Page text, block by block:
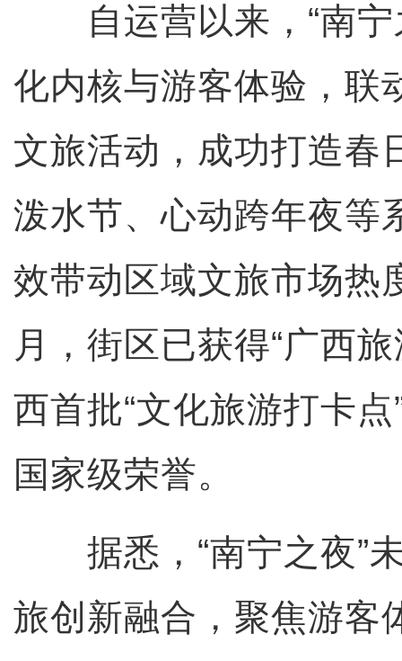
自运营以来，“南宁
化内核与游客体验，联
文旅活动，成功打造春
泼水节、心动跨年夜等
效带动区域文旅市场热
月，街区已获得“广西
西首批“文化旅游打卡
国家级荣誉。
据悉，“南宁之夜”
旅创新融合，聚焦游客